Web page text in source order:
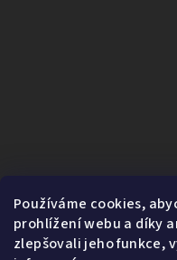
Používáme cookies,
prohlížení webu a díky
zlepšovali jeho funkce,